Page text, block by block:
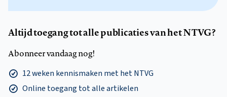
Altijd toegang tot alle publicaties van het NTVG?
Abonneer vandaag nog!
12 weken kennismaken met het NTVG
Online toegang tot alle artikelen